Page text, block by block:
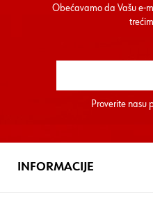
Obećavamo da Vašu e-
Proverite nasu
INFORMACIJE